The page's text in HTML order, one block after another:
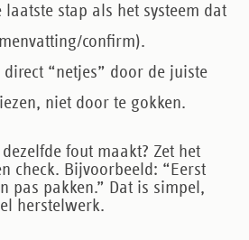
laatste stap als het systeem dat
confirm).
“netjes” door de juiste
niet door te gokken.
fout maakt? Zet het
check. Bijvoorbeeld: “Eerst
pas pakken.” Dat is simpel,
herstelwerk.